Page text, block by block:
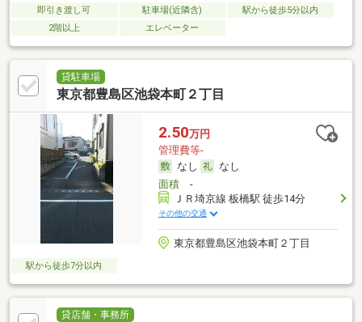
即引き渡し可 駐車場(近隣含)
駅から徒歩5分以内
2階以上
エレベーター
貸駐車場
東京都豊島区池袋本町２丁目
2.50万円
管理費等-
なし
なし
面積-
ＪＲ埼京線 板橋駅 徒歩14分
その他の交通
東京都豊島区池袋本町２丁目
駅から徒歩7分以内
貸店舗・事務所